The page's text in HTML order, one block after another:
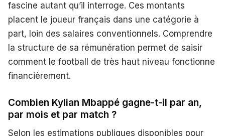
fascine autant qu’il interroge. Ces montants
placent le joueur français dans une catégorie à
part, loin des salaires conventionnels. Comprendre
la structure de sa rémunération permet de saisir
comment le football de très haut niveau fonctionne
financièrement.
Combien Kylian Mbappé gagne-t-il par an,
par mois et par match ?
Selon les estimations publiques disponibles pour